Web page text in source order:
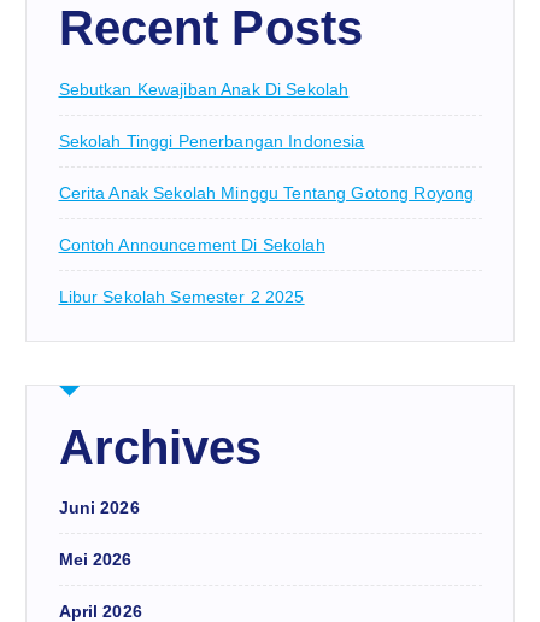
Recent Posts
Sebutkan Kewajiban Anak Di Sekolah
Sekolah Tinggi Penerbangan Indonesia
Cerita Anak Sekolah Minggu Tentang Gotong Royong
Contoh Announcement Di Sekolah
Libur Sekolah Semester 2 2025
Archives
Juni 2026
Mei 2026
April 2026